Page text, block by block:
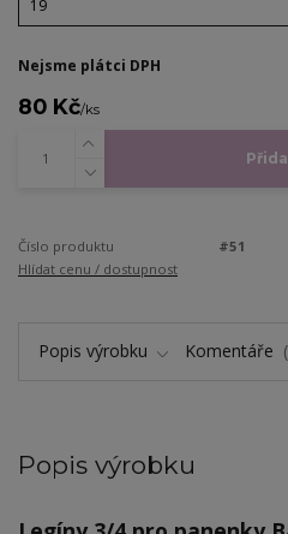
Nejsme plátci DPH
80 Kč/ks
Číslo produktu
#51
Hlídat cenu / dostupnost
Popis výrobku Komentáře
Popis výrobku